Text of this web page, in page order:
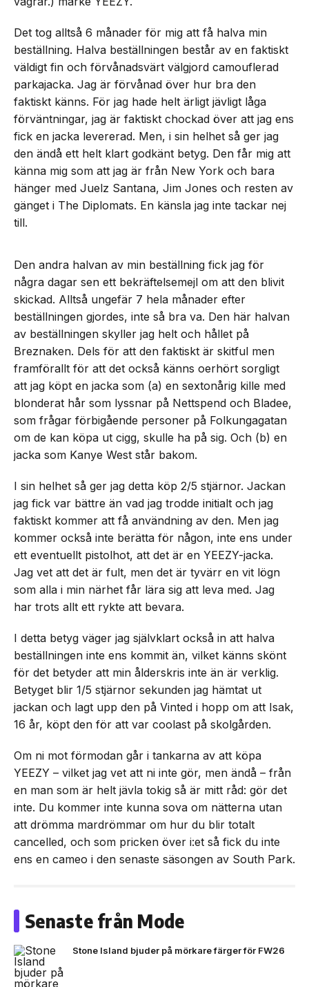
Det tog alltså 6 månader för mig att få halva min
beställning. Halva beställningen består av en faktiskt
väldigt fin och förvånadsvärt välgjord camouflerad
parkajacka. Jag är förvånad över hur bra den
faktiskt känns. För jag hade helt ärligt jävligt låga
förväntningar, jag är faktiskt chockad över att jag ens
fick en jacka levererad. Men, i sin helhet så ger jag
den ändå ett helt klart godkänt betyg. Den får mig att
känna mig som att jag är från New York och bara
hänger med Juelz Santana, Jim Jones och resten av
gänget i The Diplomats. En känsla jag inte tackar nej
till.
Den andra halvan av min beställning fick jag för
några dagar sen ett bekräftelsemejl om att den blivit
skickad. Alltså ungefär 7 hela månader efter
beställningen gjordes, inte så bra va. Den här halvan
av beställningen skyller jag helt och hållet på
Breznaken. Dels för att den faktiskt är skitful men
framförallt för att det också känns oerhört sorgligt
att jag köpt en jacka som (a) en sextonårig kille med
blonderat hår som lyssnar på Nettspend och Bladee,
som frågar förbigående personer på Folkungagatan
om de kan köpa ut cigg, skulle ha på sig. Och (b) en
jacka som Kanye West står bakom.
I sin helhet så ger jag detta köp 2/5 stjärnor. Jackan
jag fick var bättre än vad jag trodde initialt och jag
faktiskt kommer att få användning av den. Men jag
kommer också inte berätta för någon, inte ens under
ett eventuellt pistolhot, att det är en YEEZY-jacka.
Jag vet att det är fult, men det är tyvärr en vit lögn
som alla i min närhet får lära sig att leva med. Jag
har trots allt ett rykte att bevara.
I detta betyg väger jag självklart också in att halva
beställningen inte ens kommit än, vilket känns skönt
för det betyder att min ålderskris inte än är verklig.
Betyget blir 1/5 stjärnor sekunden jag hämtat ut
jackan och lagt upp den på Vinted i hopp om att Isak,
16 år, köpt den för att var coolast på skolgården.
Om ni mot förmodan går i tankarna av att köpa
YEEZY – vilket jag vet att ni inte gör, men ändå – från
en man som är helt jävla tokig så är mitt råd: gör det
inte. Du kommer inte kunna sova om nätterna utan
att drömma mardrömmar om hur du blir totalt
cancelled, och som pricken över i:et så fick du inte
ens en cameo i den senaste säsongen av South Park.
Senaste från Mode
Stone Island bjuder på mörkare färger för FW26